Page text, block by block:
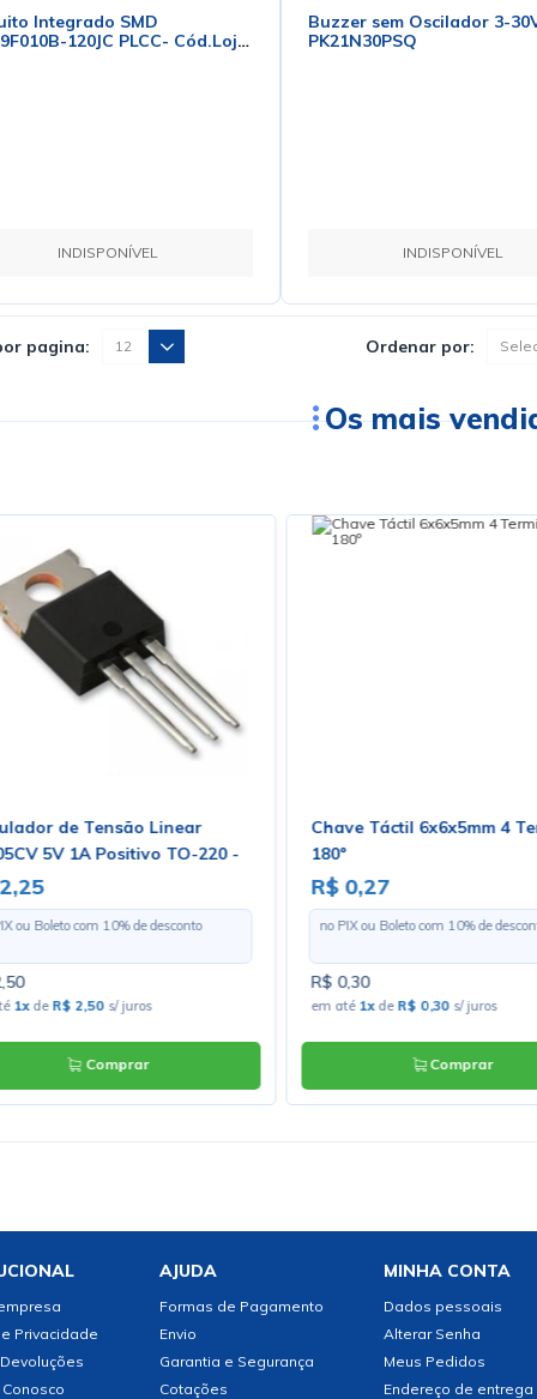
Integrado SMD
120JC PLCC- Cód.Loja
INDISPONÍVEL
Buzzer sem Oscilador 3-
PK21N30PSQ
INDISPONÍVEL
pagina: Ordenar por:
Os mais
de Tensão Linear
5V 1A Positivo TO-220 -
Loja 03
ou Boleto com 10% de desconto
1xde R$ 2,50 s/ juros
Comprar
Chave Táctil 6x6x5mm 4
180º
R$ 0,27
no PIX ou Boleto com 10% de
R$ 0,30
em até 1xde R$ 0,30 s/ juros
Comprar
Privacidade
AJUDA
Formas de Pagamento
Envio
Garantia e Segurança
Cotações
MINHA CONTA
Dados pessoais
Alterar Senha
Meus Pedidos
Endereço de entrega